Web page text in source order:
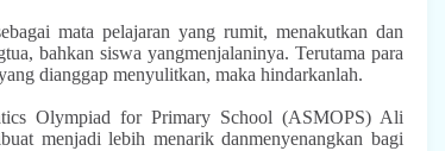
mata pelajaran yang rumit, menakutkan dan
bahkan siswa yangmenjalaninya. Terutama para
dianggap menyulitkan, maka hindarkanlah.
Olympiad for Primary School (ASMOPS) Ali
menjadi lebih menarik danmenyenangkan bagi